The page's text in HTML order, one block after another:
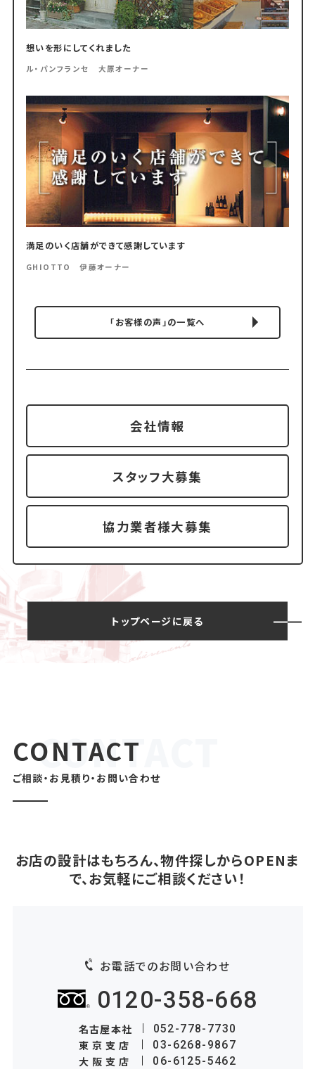
想いを形にしてくれました
ル・パンフランセ 大原オーナー
満足のいく店舗ができて感謝しています
GHIOTTO 伊藤オーナー
「お客様の声」の一覧へ
会社情報
スタッフ大募集
協力業者様大募集
トップページに戻る
CONTACT
ご相談・お見積り・お問い合わせ
お店の設計はもちろん、物件探しからOPENま
で、お気軽にご相談ください！
お電話でのお問い合わせ
0120-358-668
名古屋本社 052-778-7730
東京支店 03-6268-9867
大阪支店 06-6125-5462